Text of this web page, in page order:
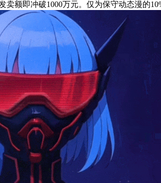
卖额即冲破1000万元。仅为保守动态漫的